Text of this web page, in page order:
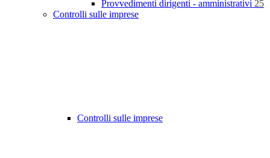
Provvedimenti dirigenti - amministrativi 25
Controlli sulle imprese
Controlli sulle imprese